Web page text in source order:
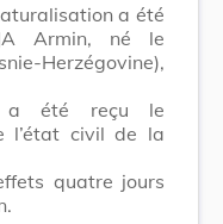
a été
Armin, né le
Herzégovine),
a été reçu le
l’état civil de la
quatre jours